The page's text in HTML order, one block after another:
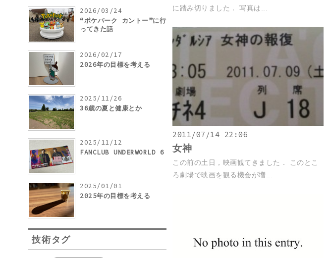
2026/03/24
“ポケパーク カントー”に行
ってきた話
2026/02/17
2026年の目標を考える
2025/11/26
36歳の夏と健康とか
2025/11/12
FANCLUB UNDERWORLD 6
2025/01/01
2025年の目標を考える
技術タグ
に踏み切りました． 写真は...
2011/07/14 22:06
女神
この前の土日，映画観てきました． このとこ
ろ劇場で映画を観る機会が増...